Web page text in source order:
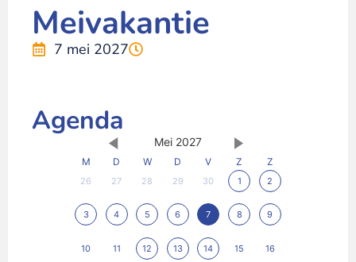
Meivakantie
7 mei 2027
Agenda
Mei 2027
M D W D V Z Z
26 27 28 29 30 1 2
3 4 5 6 7 8 9
10 11 12 13 14 15 16